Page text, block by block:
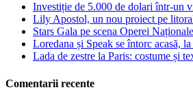
Investiție de 5.000 de dolari într-un
Lily Apostol, un nou proiect pe
Stars Gala pe scena Operei
Loredana și Speak se întorc acasă,
Lada de zestre la Paris: costume și
Comentarii recente